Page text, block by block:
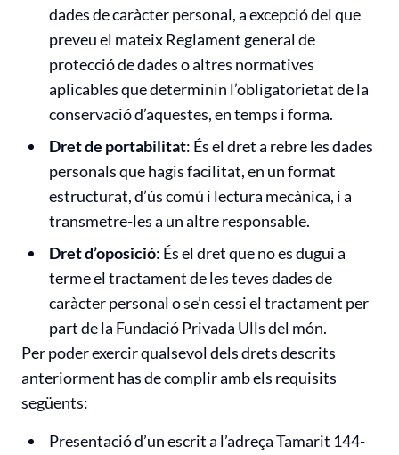
dades de caràcter personal, a excepció del que
preveu el mateix Reglament general de
protecció de dades o altres normatives
aplicables que determinin l’obligatorietat de la
conservació d’aquestes, en temps i forma.
Dret de portabilitat: És el dret a rebre les dades
personals que hagis facilitat, en un format
estructurat, d’ús comú i lectura mecànica, i a
transmetre-les a un altre responsable.
Dret d’oposició: És el dret que no es dugui a
terme el tractament de les teves dades de
caràcter personal o se’n cessi el tractament per
part de la Fundació Privada Ulls del món.
Per poder exercir qualsevol dels drets descrits
anteriorment has de complir amb els requisits
següents:
Presentació d’un escrit a l’adreça Tamarit 144-